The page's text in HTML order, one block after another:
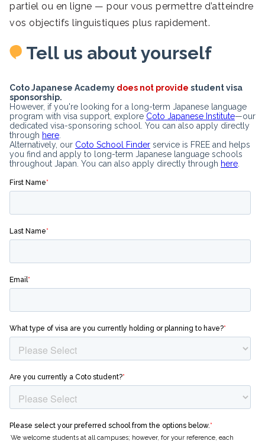
partiel ou en ligne — pour vous permettre d’atteindre
vos objectifs linguistiques plus rapidement.